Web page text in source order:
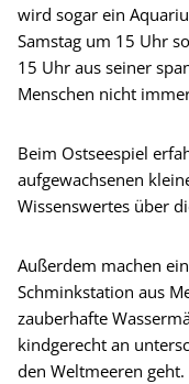
wird sogar ein
Samstag um 15 Uhr
15 Uhr aus seiner
Menschen nicht
Beim Ostseespiel
aufgewachsenen
Wissenswertes über
Außerdem machen
Schminkstation aus
zauberhafte
kindgerecht an
den Weltmeeren